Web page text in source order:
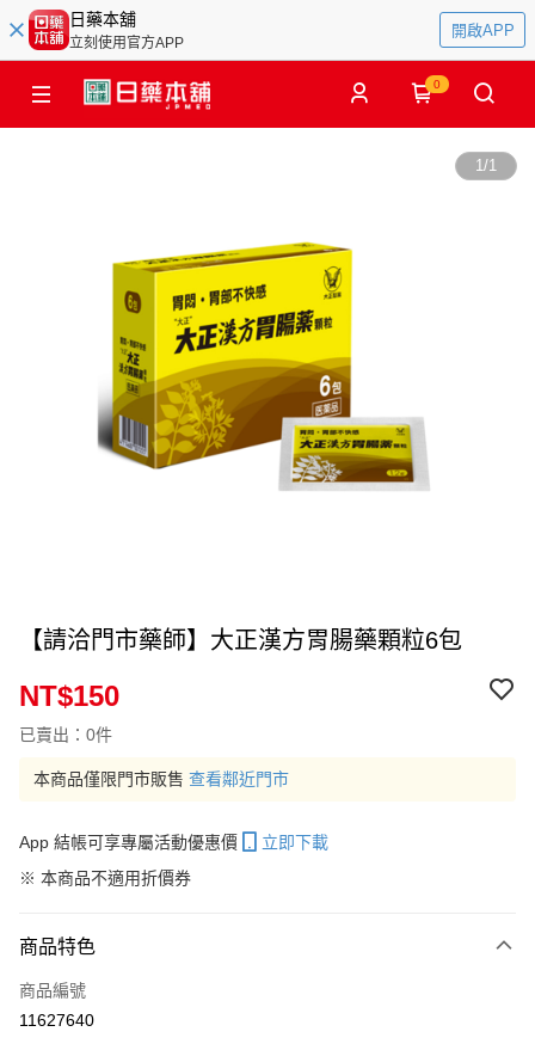
日藥本舖
立刻使用官方APP
開啟APP
0
1/1
【請洽門市藥師】大正漢方胃腸藥顆粒6包
NT$150
已賣出：0件
本商品僅限門市販售 查看鄰近門市
App 結帳可享專屬活動優惠價
立即下載
※ 本商品不適用折價券
商品特色
商品編號
11627640